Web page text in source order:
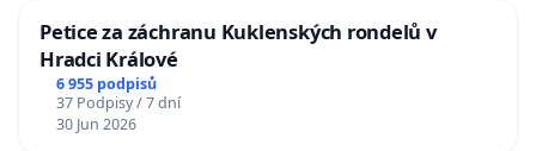
Petice za záchranu Kuklenských rondelů v
Hradci Králové
6 955 podpisů
37 Podpisy / 7 dní
30 Jun 2026